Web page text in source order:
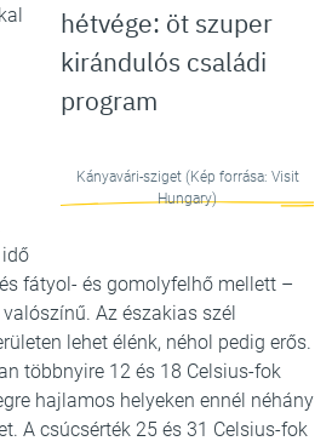
hétvége: öt szuper
kirándulós családi
program
Kányavári-sziget (Kép forrása: Visit
Hungary)
fátyol- és gomolyfelhő mellett –
Az északias szél
lehet élénk, néhol pedig erős.
többnyire 12 és 18 Celsius-fok
hajlamos helyeken ennél néhány
A csúcsérték 25 és 31 Celsius-fok